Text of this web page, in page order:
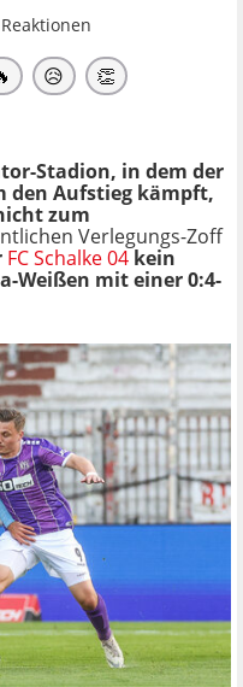
Reaktionen
😥 👏
Stadion, in dem der
den Aufstieg kämpft,
zum
Verlegungs-Zoff
FC Schalke 04 kein
Weißen mit einer 0:4-